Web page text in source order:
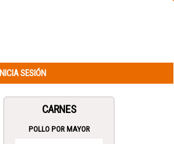
INICIA SESIÓN
CARNES
POLLO POR MAYOR